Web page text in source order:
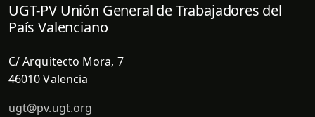
UGT-PV Unión General de Trabajadores del
País Valenciano
C/ Arquitecto Mora, 7
46010 Valencia
ugt@pv.ugt.org